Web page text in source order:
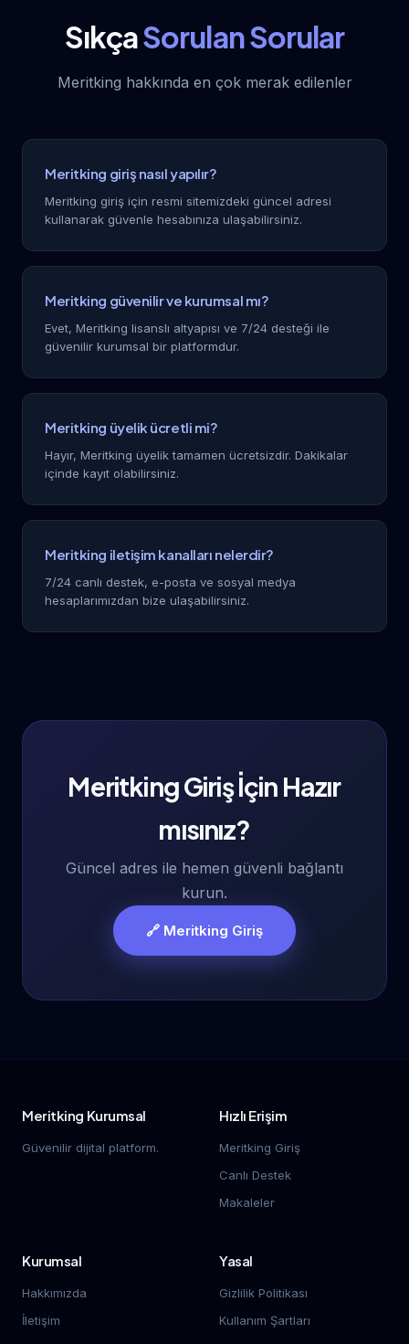
SıkçaSorulan Sorular
Meritking hakkında en çok merak edilenler
Meritking giriş nasıl yapılır?
Meritking giriş için resmi sitemizdeki güncel adresi
kullanarak güvenle hesabınıza ulaşabilirsiniz.
Meritking güvenilir ve kurumsal mı?
Evet, Meritking lisanslı altyapısı ve 7/24 desteği ile
güvenilir kurumsal bir platformdur.
Meritking üyelik ücretli mi?
Hayır, Meritking üyelik tamamen ücretsizdir. Dakikalar
içinde kayıt olabilirsiniz.
Meritking iletişim kanalları nelerdir?
7/24 canlı destek, e-posta ve sosyal medya
hesaplarımızdan bize ulaşabilirsiniz.
Meritking Giriş İçin Hazır
mısınız?
Güncel adres ile hemen güvenli bağlantı
kurun.
🔗 Meritking Giriş
Meritking Kurumsal
Güvenilir dijital platform.
Hızlı Erişim
Meritking Giriş
Canlı Destek
Makaleler
Kurumsal
Hakkımızda
İletişim
Yasal
Gizlilik Politikası
Kullanım Şartları